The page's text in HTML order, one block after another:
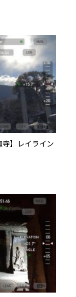
寺】レイライン